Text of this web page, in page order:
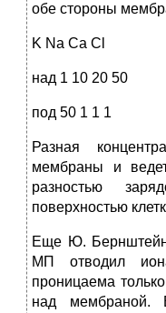
обе стороны
K Na Ca Cl
над 1 10 20 50
под 50 1 1 1
Разная
мембраны и
разностью
поверхностью
Еще Ю.
МП отводил
проницаема
над мембраной.